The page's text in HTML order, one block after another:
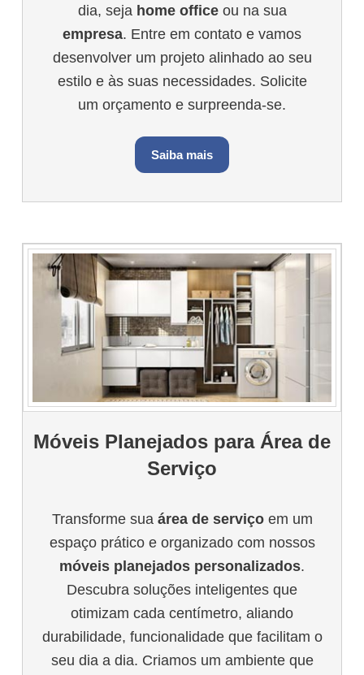
dia, seja home officeou na sua
empresa. Entre em contato e vamos
desenvolver um projeto alinhado ao seu
estilo e às suas necessidades. Solicite
um orçamento e surpreenda-se.
Saiba mais
Móveis Planejados para Área de
Serviço
Transforme sua área de serviçoem um
espaço prático e organizado com nossos
móveis planejados personalizados.
Descubra soluções inteligentes que
otimizam cada centímetro, aliando
durabilidade, funcionalidade que facilitam o
seu dia a dia. Criamos um ambiente que